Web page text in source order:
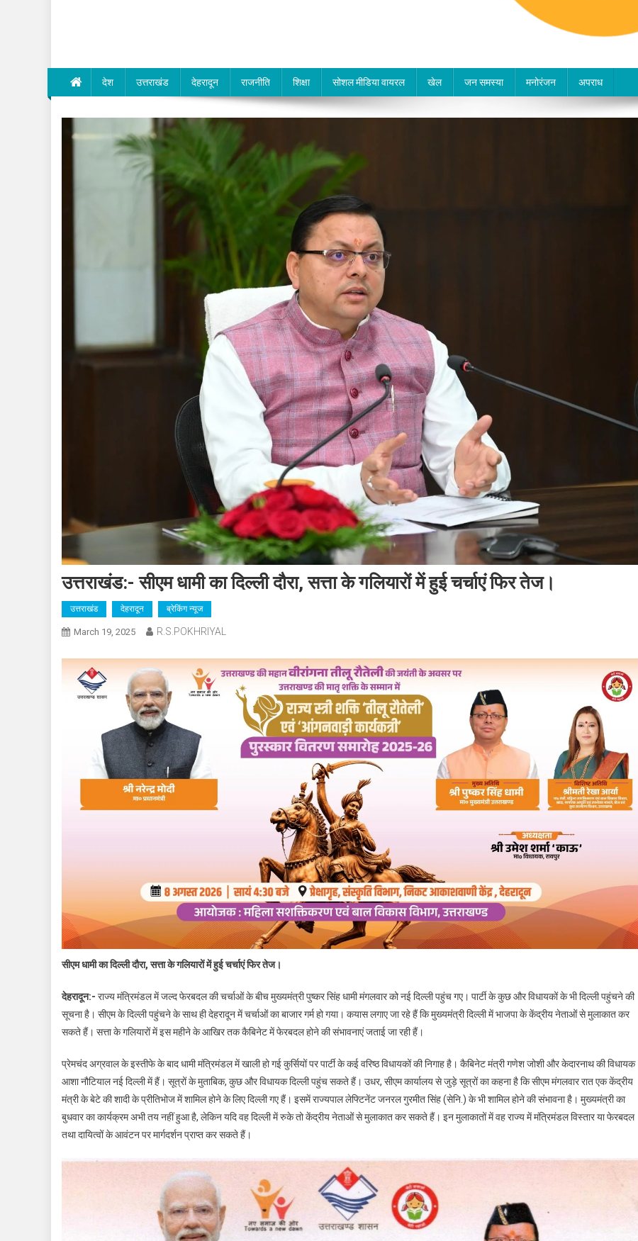
देश उत्तराखंड देहरादून राजनीति शिक्षा सोशल मीडिया वायरल खेल जन समस्या मनोरंजन अपराध
उत्तराखंड:- सीएम धामी का दिल्ली दौरा, सत्ता के गलियारों में हुई चर्चाएं फिर तेज।
उत्तराखंड देहरादून ब्रेकिंग न्यूज
March 19, 2025 R.S.POKHRIYAL
सीएम धामी का दिल्ली दौरा, सत्ता के गलियारों में हुई चर्चाएं फिर तेज।
देहरादून:- राज्य मंत्रिमंडल में जल्द फेरबदल की चर्चाओं के बीच मुख्यमंत्री पुष्कर सिंह धामी मंगलवार को नई दिल्ली पहुंच गए। पार्टी के कुछ और विधायकों के भी दिल्ली पहुंचने की
सूचना है। सीएम के दिल्ली पहुंचने के साथ ही देहरादून में चर्चाओं का बाजार गर्म हो गया। कयास लगाए जा रहे हैं कि मुख्यमंत्री दिल्ली में भाजपा के केंद्रीय नेताओं से मुलाकात कर
सकते हैं। सत्ता के गलियारों में इस महीने के आखिर तक कैबिनेट में फेरबदल होने की संभावनाएं जताई जा रही हैं।
प्रेमचंद अग्रवाल के इस्तीफे के बाद धामी मंत्रिमंडल में खाली हो गई कुर्सियों पर पार्टी के कई वरिष्ठ विधायकों की निगाह है। कैबिनेट मंत्री गणेश जोशी और केदारनाथ की विधायक
आशा नौटियाल नई दिल्ली में हैं। सूत्रों के मुताबिक, कुछ और विधायक दिल्ली पहुंच सकते हैं। उधर, सीएम कार्यालय से जुड़े सूत्रों का कहना है कि सीएम मंगलवार रात एक केंद्रीय
मंत्री के बेटे की शादी के प्रीतिभोज में शामिल होने के लिए दिल्ली गए हैं। इसमें राज्यपाल लेफ्टिनेंट जनरल गुरमीत सिंह (सेनि.) के भी शामिल होने की संभावना है। मुख्यमंत्री का
बुधवार का कार्यक्रम अभी तय नहीं हुआ है, लेकिन यदि वह दिल्ली में रुके तो केंद्रीय नेताओं से मुलाकात कर सकते हैं। इन मुलाकातों में वह राज्य में मंत्रिमंडल विस्तार या फेरबदल
तथा दायित्वों के आवंटन पर मार्गदर्शन प्राप्त कर सकते हैं।